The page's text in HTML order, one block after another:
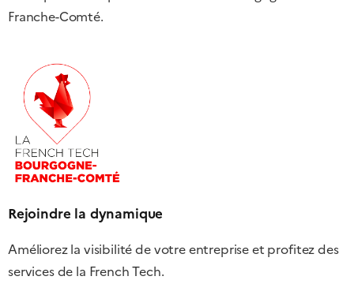
Franche-Comté.
Rejoindre la dynamique
Améliorez la visibilité de votre entreprise et profitez des
services de la French Tech.